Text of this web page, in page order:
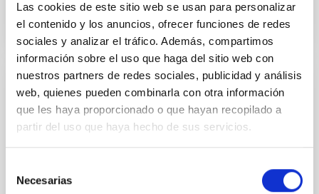
Las cookies de este sitio web se usan para personalizar
el contenido y los anuncios, ofrecer funciones de redes
sociales y analizar el tráfico. Además, compartimos
información sobre el uso que haga del sitio web con
nuestros partners de redes sociales, publicidad y análisis
web, quienes pueden combinarla con otra información
que les haya proporcionado o que hayan recopilado a
partir del uso que haya hecho de sus servicios.
Necesarias
NOTICIA
Amanar: bajo el mismo cielo
educación científica y apoya a los jóvenes y docentes
que viven en los...